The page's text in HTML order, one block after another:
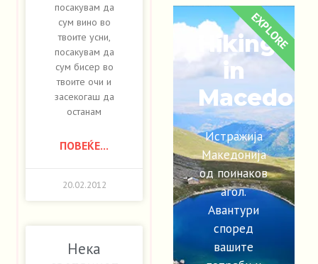
посакувам да
сум вино во
твоите усни,
посакувам да
сум бисер во
твоите очи и
засекогаш да
останам
ПОВЕЌЕ...
20.02.2012
Нека
Hiking
in
Истражија
Македонија
од поинаков
агол.
Авантури
според
вашите
EXPLORE